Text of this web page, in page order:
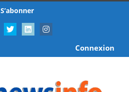
S’abonner
Connexion